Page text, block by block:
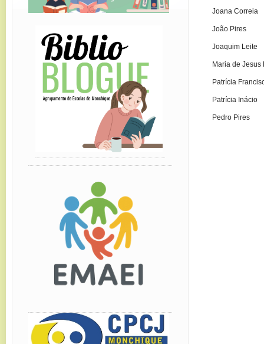
Joana Correia
João Pires
Joaquim Leite
Maria de Jesus
Patrícia
Patrícia Inácio
Pedro Pires